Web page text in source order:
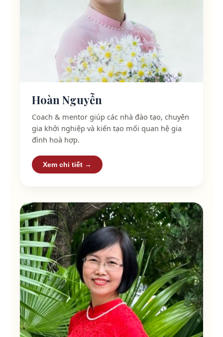
Hoàn Nguyễn
Coach & mentor giúp các nhà đào tạo, chuyên
gia khởi nghiệp và kiến tạo mối quan hệ gia
đình hoà hợp.
Xem chi tiết →